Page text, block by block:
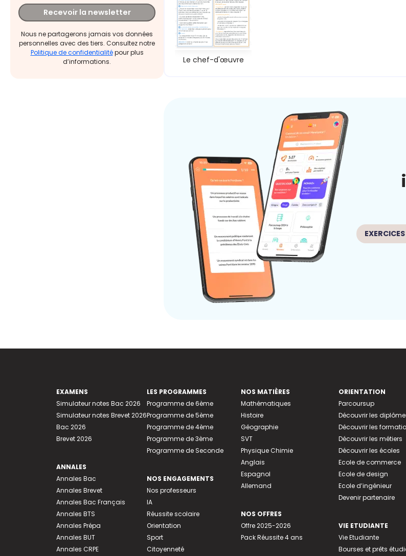
Recevoir la newsletter
Nous ne partagerons jamais vos données
personnelles avec des tiers. Consultez notre
Politique de confidentialitépour plus
d’informations.
Le chef-d'œuvre
EXAMENS
Simulateur notes Bac 2026
Simulateur notes Brevet 2026
Bac 2026
Brevet 2026
ANNALES
Annales Bac
Annales Brevet
Annales Bac Français
Annales BTS
Annales Prépa
Annales BUT
Annales CRPE
LES PROGRAMMES
Programme de 6ème
Programme de 5ème
Programme de 4ème
Programme de 3ème
Programme de Seconde
NOS ENGAGEMENTS
Nos professeurs
IA
Réussite scolaire
Orientation
Sport
Citoyenneté
NOS MATIÈRES
Mathématiques
Histoire
Géographie
SVT
Physique Chimie
Anglais
Espagnol
Allemand
NOS OFFRES
Offre 2025-2026
Pack Réussite 4 ans
ORIENTATION
Parcoursup
Découvrir les
Découvrir les
Découvrir les métiers
Découvrir les écoles
Ecole de commerce
Ecole de design
Ecole d’ingénieur
Devenir partenaire
VIE ETUDIANTE
Vie Etudiante
Bourses et prêts